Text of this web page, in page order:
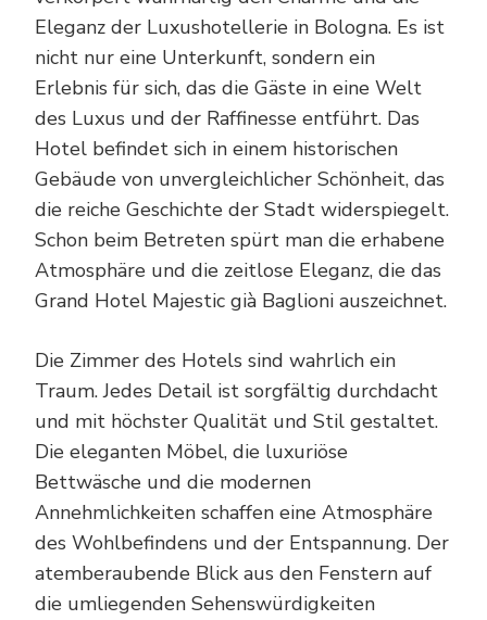
Eleganz der Luxushotellerie in Bologna. Es ist
nicht nur eine Unterkunft, sondern ein
Erlebnis für sich, das die Gäste in eine Welt
des Luxus und der Raffinesse entführt. Das
Hotel befindet sich in einem historischen
Gebäude von unvergleichlicher Schönheit, das
die reiche Geschichte der Stadt widerspiegelt.
Schon beim Betreten spürt man die erhabene
Atmosphäre und die zeitlose Eleganz, die das
Grand Hotel Majestic già Baglioni auszeichnet.
Die Zimmer des Hotels sind wahrlich ein
Traum. Jedes Detail ist sorgfältig durchdacht
und mit höchster Qualität und Stil gestaltet.
Die eleganten Möbel, die luxuriöse
Bettwäsche und die modernen
Annehmlichkeiten schaffen eine Atmosphäre
des Wohlbefindens und der Entspannung. Der
atemberaubende Blick aus den Fenstern auf
die umliegenden Sehenswürdigkeiten